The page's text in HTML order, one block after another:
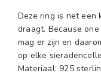
Deze ring is net een
draagt. Because
mag er zijn en
op elke
Materiaal: 925